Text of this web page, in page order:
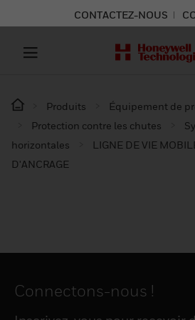
CONTACTEZ-NOUS
Produits
Équipement de
Protection contre les chutes
horizontales
LIGNE DE VIE
D'ANCRAGE
Connectons-nous !